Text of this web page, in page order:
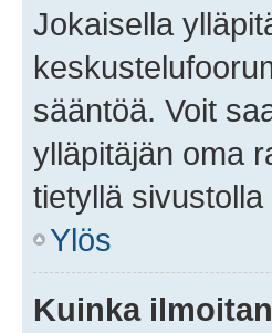
Jokaisella
sääntöä. Voit
ylläpitäjän oma
tietyllä
Ylös
Kuinka